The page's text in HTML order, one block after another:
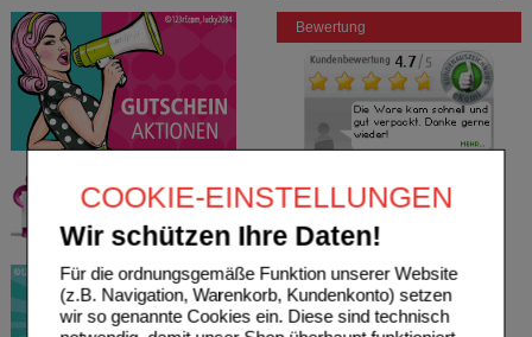
COOKIE-EINSTELLUNGEN
Wir schützen Ihre Daten!
Für die ordnungsgemäße Funktion unserer Website
(z.B. Navigation, Warenkorb, Kundenkonto) setzen
wir so genannte Cookies ein. Diese sind technisch
Bewertung